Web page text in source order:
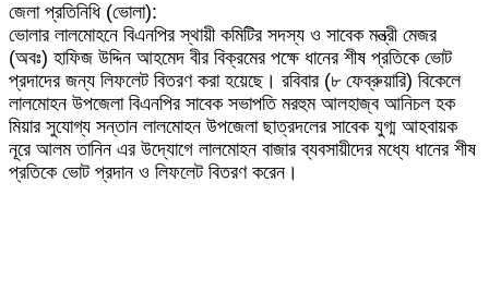
জেলা প্রতিনিধি (ভোলা):
ভোলার লালমোহনে বিএনপির স্থায়ী কমিটির সদস্য ও সাবেক মন্ত্রী মেজর
(অবঃ) হাফিজ উদ্দিন আহমেদ বীর বিক্রমের পক্ষে ধানের শীষ প্রতিকে ভোট
প্রদাদের জন্য লিফলেট বিতরণ করা হয়েছে। রবিবার (৮ ফেব্রুয়ারি) বিকেলে
লালমোহন উপজেলা বিএনপির সাবেক সভাপতি মরহুম আলহাজ্ব আনিচল হক
মিয়ার সুযোগ্য সন্তান লালমোহন উপজেলা ছাত্রদলের সাবেক যুগ্ম আহবায়ক
নূরে আলম তানিন এর উদ্যোগে লালমোহন বাজার ব্যবসায়ীদের মধ্যে ধানের শীষ
প্রতিকে ভোট প্রদান ও লিফলেট বিতরণ করেন।